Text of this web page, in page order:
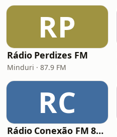
RP
Rádio Perdizes FM
Minduri · 87.9 FM
RC
Rádio Conexão FM 87.5 FM